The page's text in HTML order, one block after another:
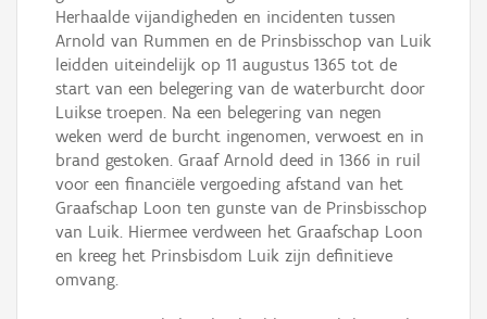
Herhaalde vijandigheden en incidenten tussen
Arnold van Rummen en de Prinsbisschop van Luik
leidden uiteindelijk op 11 augustus 1365 tot de
start van een belegering van de waterburcht door
Luikse troepen. Na een belegering van negen
weken werd de burcht ingenomen, verwoest en in
brand gestoken. Graaf Arnold deed in 1366 in ruil
voor een financiële vergoeding afstand van het
Graafschap Loon ten gunste van de Prinsbisschop
van Luik. Hiermee verdween het Graafschap Loon
en kreeg het Prinsbisdom Luik zijn definitieve
omvang.